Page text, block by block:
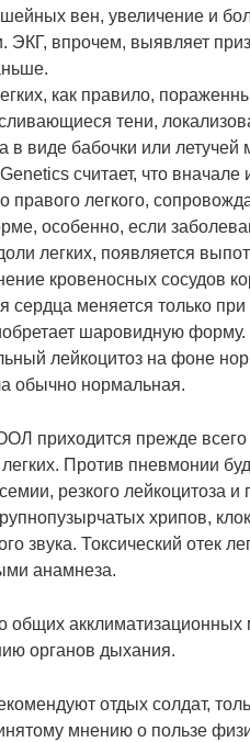
вен, увеличение и
ЭКГ, впрочем, выявляет
как правило,
тени,
в виде бабочки или
считает, что
правого легкого,
особенно, если
легких, появляется
кровеносных сосудов
сердца меняется только
шаровидную
лейкоцитоз на фоне
обычно нормальная.
приходится прежде всего
Против пневмонии
резкого
хрипов,
звука. Токсический отек
анамнеза.
общих
органов дыхания.
отдых солдат,
мнению о пользе